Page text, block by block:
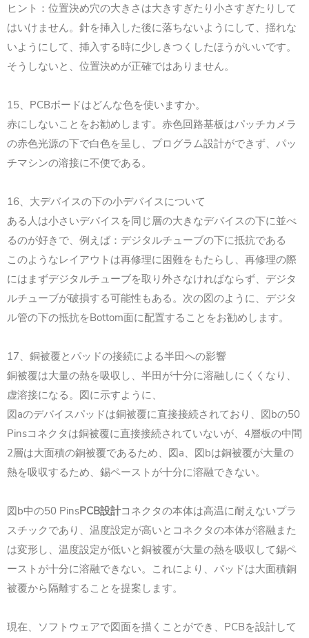
ヒント：位置決め穴の大きさは大きすぎたり小さすぎたりして
はいけません。針を挿入した後に落ちないようにして、揺れな
いようにして、挿入する時に少しきつくしたほうがいいです。
そうしないと、位置決めが正確ではありません。
15、PCBボードはどんな色を使いますか。
赤にしないことをお勧めします。赤色回路基板はパッチカメラ
の赤色光源の下で白色を呈し、プログラム設計ができず、パッ
チマシンの溶接に不便である。
16、大デバイスの下の小デバイスについて
ある人は小さいデバイスを同じ層の大きなデバイスの下に並べ
るのが好きで、例えば：デジタルチューブの下に抵抗である
このようなレイアウトは再修理に困難をもたらし、再修理の際
にはまずデジタルチューブを取り外さなければならず、デジタ
ルチューブが破損する可能性もある。次の図のように、デジタ
ル管の下の抵抗をBottom面に配置することをお勧めします。
17、銅被覆とパッドの接続による半田への影響
銅被覆は大量の熱を吸収し、半田が十分に溶融しにくくなり、
虚溶接になる。図に示すように、
図aのデバイスパッドは銅被覆に直接接続されており、図bの50
Pinsコネクタは銅被覆に直接接続されていないが、4層板の中間
2層は大面積の銅被覆であるため、図a、図bは銅被覆が大量の
熱を吸収するため、錫ペーストが十分に溶融できない。
図b中の50 PinsPCB設計コネクタの本体は高温に耐えないプラ
スチックであり、温度設定が高いとコネクタの本体が溶融また
は変形し、温度設定が低いと銅被覆が大量の熱を吸収して錫ペ
ーストが十分に溶融できない。これにより、パッドは大面積銅
被覆から隔離することを提案します。
現在、ソフトウェアで図面を描くことができ、PCBを設計して